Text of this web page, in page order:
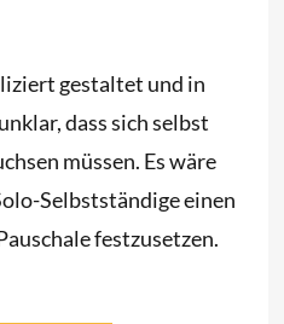
gestaltet und in
dass sich selbst
müssen. Es wäre
Selbstständige einen
festzusetzen.